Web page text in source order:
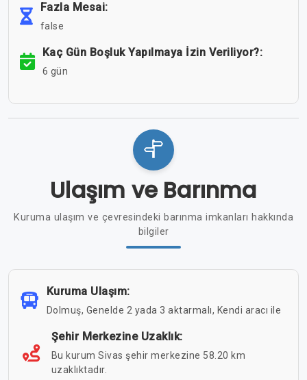
Fazla Mesai:
false
Kaç Gün Boşluk Yapılmaya İzin Veriliyor?:
6 gün
Ulaşım ve Barınma
Kuruma ulaşım ve çevresindeki barınma imkanları hakkında
bilgiler
Kuruma Ulaşım:
Dolmuş, Genelde 2 yada 3 aktarmalı, Kendi aracı ile
Şehir Merkezine Uzaklık:
Bu kurum Sivas şehir merkezine 58.20 km
uzaklıktadır.